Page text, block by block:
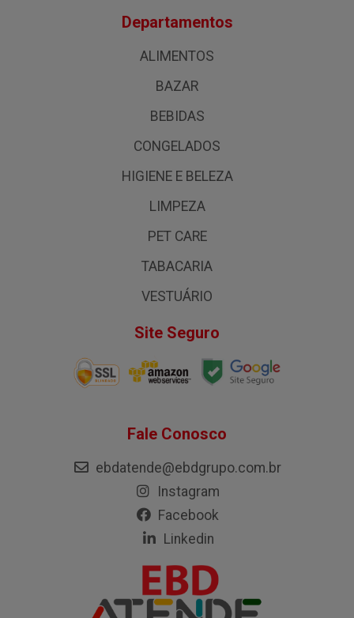
Departamentos
ALIMENTOS
BAZAR
BEBIDAS
CONGELADOS
HIGIENE E BELEZA
LIMPEZA
PET CARE
TABACARIA
VESTUÁRIO
Site Seguro
Fale Conosco
ebdatende@ebdgrupo.com.br
Instagram
Facebook
Linkedin